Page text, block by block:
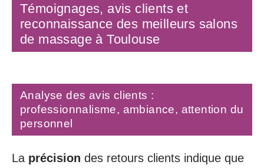
Témoignages, avis clients et
reconnaissance des meilleurs salons
de massage à Toulouse
Analyse des avis clients :
professionnalisme, ambiance, attention du
personnel
La précision des retours clients indique que